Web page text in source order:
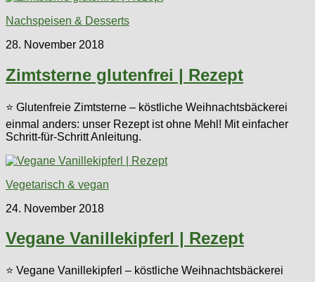
Nachspeisen & Desserts
28. November 2018
Zimtsterne glutenfrei | Rezept
⭐ Glutenfreie Zimtsterne – köstliche Weihnachtsbäckerei
einmal anders: unser Rezept ist ohne Mehl! Mit einfacher
Schritt-für-Schritt Anleitung.
Vegetarisch & vegan
24. November 2018
Vegane Vanillekipferl | Rezept
⭐ Vegane Vanillekipferl – köstliche Weihnachtsbäckerei